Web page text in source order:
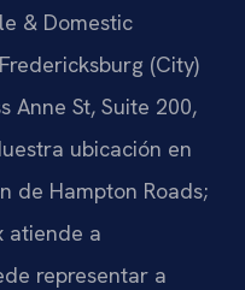
& Domestic
(City)
Anne St, Suite 200,
ubicación en
de Hampton Roads;
atiende a
representar a